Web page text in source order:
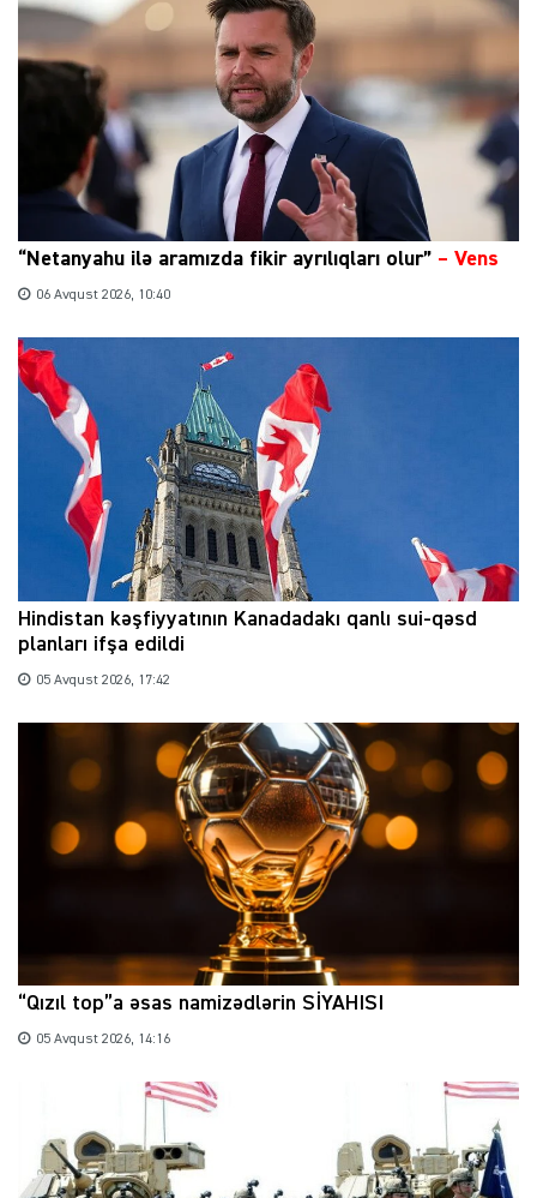
“Netanyahu ilə aramızda fikir ayrılıqları olur” – Vens
06 Avqust 2026, 10:40
Hindistan kəşfiyyatının Kanadadakı qanlı sui-qəsd
planları ifşa edildi
05 Avqust 2026, 17:42
“Qızıl top”a əsas namizədlərin SİYAHISI
05 Avqust 2026, 14:16